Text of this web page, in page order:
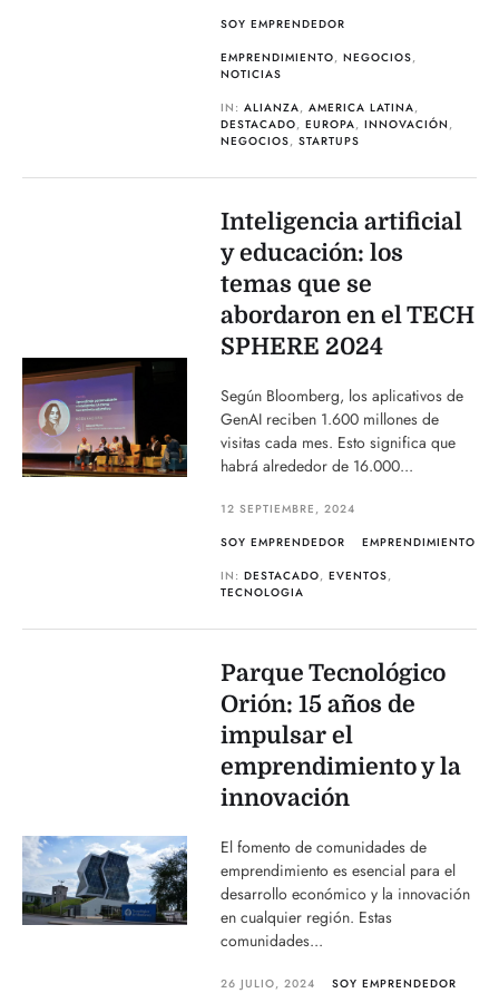
SOY EMPRENDEDOR
EMPRENDIMIENTO,NEGOCIOS,
NOTICIAS
IN:ALIANZA,AMERICA LATINA,
DESTACADO,EUROPA,INNOVACIÓN ,
NEGOCIOS,STARTUPS
Inteligencia artificial
y educación: los
temas que se
abordaron en el TECH
SPHERE 2024
Según Bloomberg, los aplicativos de
GenAI reciben 1.600 millones de
visitas cada mes. Esto significa que
habrá alrededor de 16.000...
12 SEPTIEMBRE, 2024
SOY EMPRENDEDOR
EMPRENDIMIENTO
IN:DESTACADO,EVENTOS,
TECNOLOGIA
Parque Tecnológico
Orión: 15 años de
impulsar el
emprendimiento y la
innovación
El fomento de comunidades de
emprendimiento es esencial para el
desarrollo económico y la innovación
en cualquier región. Estas
comunidades...
26 JULIO, 2024
SOY EMPRENDEDOR